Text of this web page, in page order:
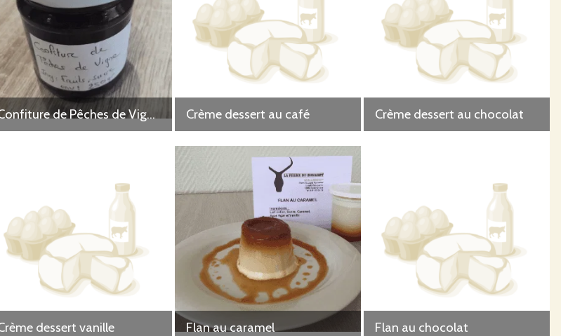
Confiture de Pêches de Vignes Crème dessert au café Crème dessert au chocolat
dessert vanille Flan au caramel Flan au chocolat